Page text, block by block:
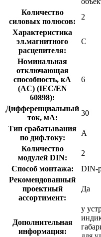
Количество
силовых полюсов:
2
Характеристика
эл.магнитного
расцепителя:
C
Номинальная
отключающая
способность, кA
(AC) (IEC/EN
60898):
6
Дифференциальный
ток, мА:
30
Тип срабатывания
по диф.току:
A
Количество
модулей DIN:
2
Способ монтажа:
DIN-
Рекомендованный
проектный
ассортимент:
Да
Дополнительная
информация:
у